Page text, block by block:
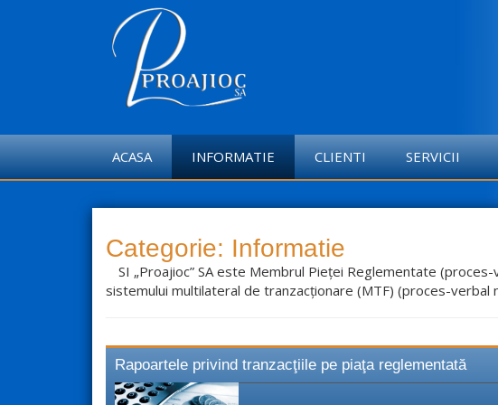
o
n
t
ACASA INFORMATIE CLIENTI SERVICII
Categorie: Informatie
SI „Proajioc” SA este Membrul Pieţei Reglementate
sistemului multilateral de tranzacţionare (MTF) (proces-verbal
Rapoartele privind tranzacţiile pe piaţa reglementată